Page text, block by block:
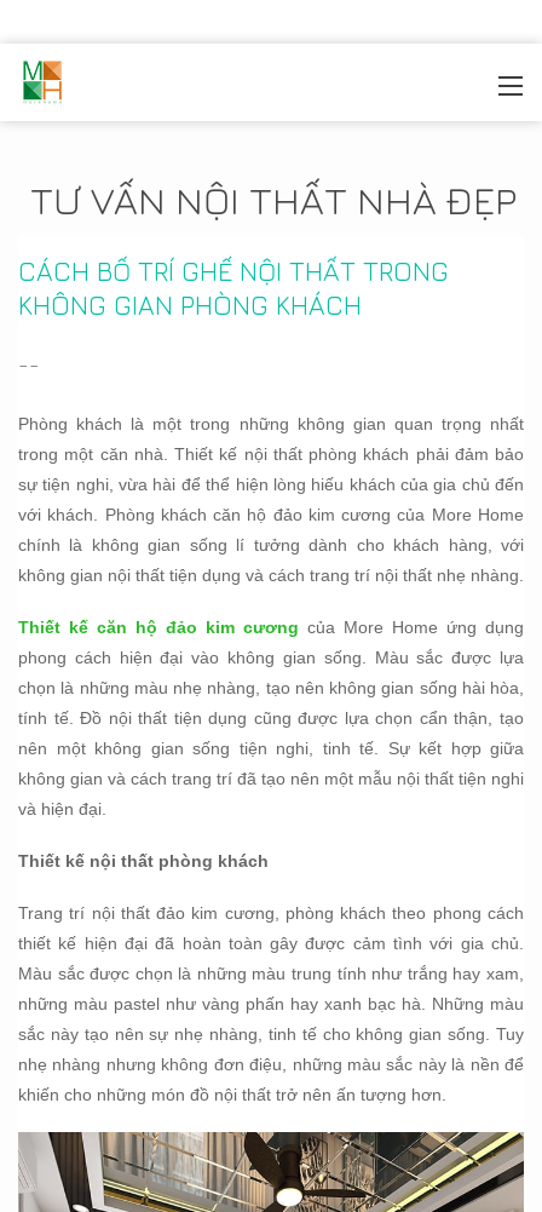
TƯ VẤN NỘI THẤT NHÀ ĐẸP
CÁCH BỐ TRÍ GHẾ NỘI THẤT TRONG
KHÔNG GIAN PHÒNG KHÁCH
--
Phòng khách là một trong những không gian quan trọng nhất
trong một căn nhà. Thiết kế nội thất phòng khách phải đảm bảo
sự tiện nghi, vừa hài để thể hiện lòng hiếu khách của gia chủ đến
với khách. Phòng khách căn hộ đảo kim cương của More Home
chính là không gian sống lí tưởng dành cho khách hàng, với
không gian nội thất tiện dụng và cách trang trí nội thất nhẹ nhàng.
Thiết kế căn hộ đảo kim cương của More Home ứng dụng
phong cách hiện đại vào không gian sống. Màu sắc được lựa
chọn là những màu nhẹ nhàng, tạo nên không gian sống hài hòa,
tính tế. Đồ nội thất tiện dụng cũng được lựa chọn cẩn thận, tạo
nên một không gian sống tiện nghi, tinh tế. Sự kết hợp giữa
không gian và cách trang trí đã tạo nên một mẫu nội thất tiện nghi
và hiện đại.
Thiết kế nội thất phòng khách
Trang trí nội thất đảo kim cương, phòng khách theo phong cách
thiết kế hiện đại đã hoàn toàn gây được cảm tình với gia chủ.
Màu sắc được chọn là những màu trung tính như trắng hay xam,
những màu pastel như vàng phấn hay xanh bạc hà. Những màu
sắc này tạo nên sự nhẹ nhàng, tinh tế cho không gian sống. Tuy
nhẹ nhàng nhưng không đơn điệu, những màu sắc này là nền để
khiến cho những món đồ nội thất trở nên ấn tượng hơn.